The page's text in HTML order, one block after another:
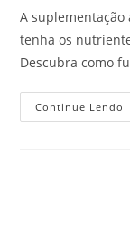
A
tenha os
Descubra como
Continue Lendo